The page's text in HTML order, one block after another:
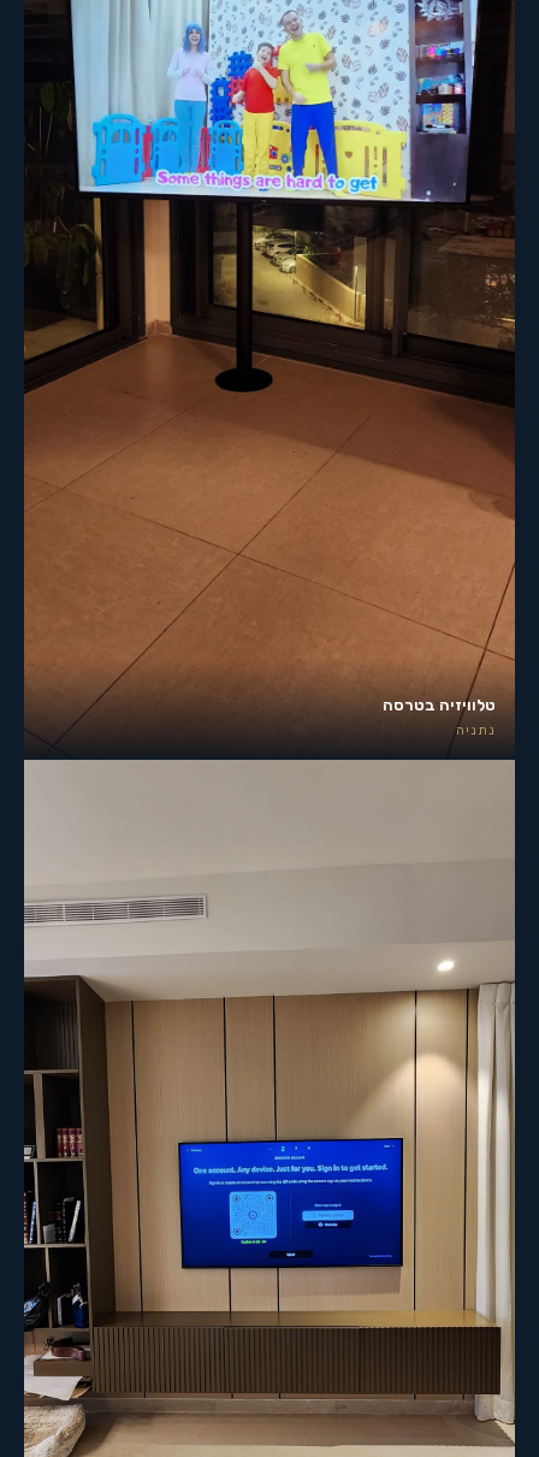
טלוויזיה בטרסה
נתניה